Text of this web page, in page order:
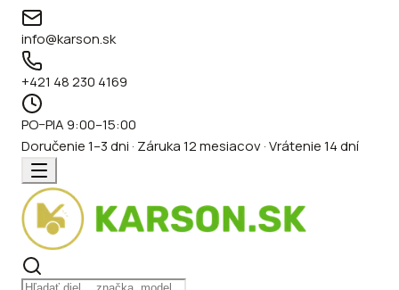
info@karson.sk
+421 48 230 4169
PO–PIA 9:00–15:00
Doručenie 1–3 dni · Záruka 12 mesiacov · Vrátenie 14 dní